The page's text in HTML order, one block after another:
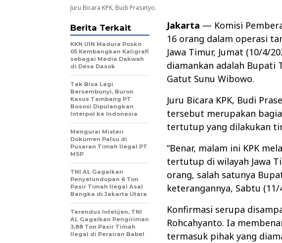
Juru Bicara KPK, Budi Prasetyo.
Jakarta — Komisi
16 orang dalam operasi
Jawa Timur, Jumat (10/4/
diamankan adalah Bupati
Gatut Sunu Wibowo.
Juru Bicara KPK, Budi
tersebut merupakan
tertutup yang dilakukan
“Benar, malam ini KPK
tertutup di wilayah Jawa
orang, salah satunya
keterangannya, Sabtu (11/
Konfirmasi serupa
Rohcahyanto. Ia
termasuk pihak yang
Berita Terkait
KKN UIN Madura Posko
05 Kembangkan Kaligrafi
sebagai Media Dakwah
di Desa Dasok
Tak Bisa Lagi
Bersembunyi, Buron
Kasus Tambang PT
Bososi Dipulangkan
Interpol ke Indonesia
Mengurai Misteri
Dokumen Palsu di
Pusaran Timah Ilegal PT
MSP
TNI AL Gagalkan
Penyelundupan 6 Ton
Pasir Timah Ilegal Asal
Bangka di Jakarta Utara
Terendus Intelijen, TNI
AL Gagalkan Pengiriman
3,88 Ton Pasir Timah
Ilegal di Perairan Babel